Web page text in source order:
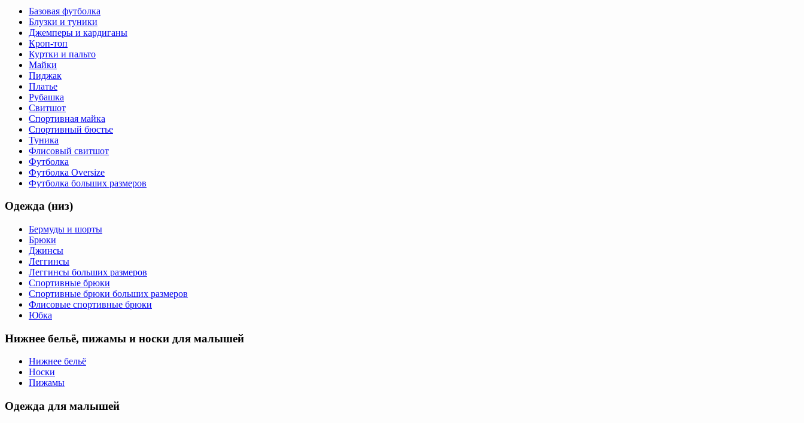
Базовая футболка
Блузки и туники
Джемперы и кардиганы
Кроп-топ
Куртки и пальто
Майки
Пиджак
Платье
Рубашка
Свитшот
Спортивная майка
Спортивный бюстье
Туника
Флисовый свитшот
Футболка
Футболка Oversize
Футболка больших размеров
Одежда (низ)
Бермуды и шорты
Брюки
Джинсы
Леггинсы
Леггинсы больших размеров
Спортивные брюки
Спортивные брюки больших размеров
Флисовые спортивные брюки
Юбка
Нижнее бельё, пижамы и носки для малышей
Нижнее бельё
Носки
Пижамы
Одежда для малышей